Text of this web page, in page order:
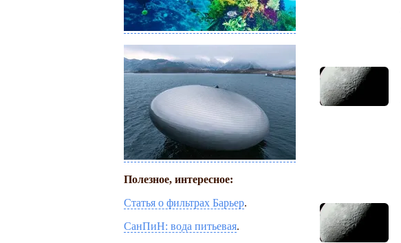
Полезное, интересное:
Статья о фильтрах Барьер.
СанПиН: вода питьевая.